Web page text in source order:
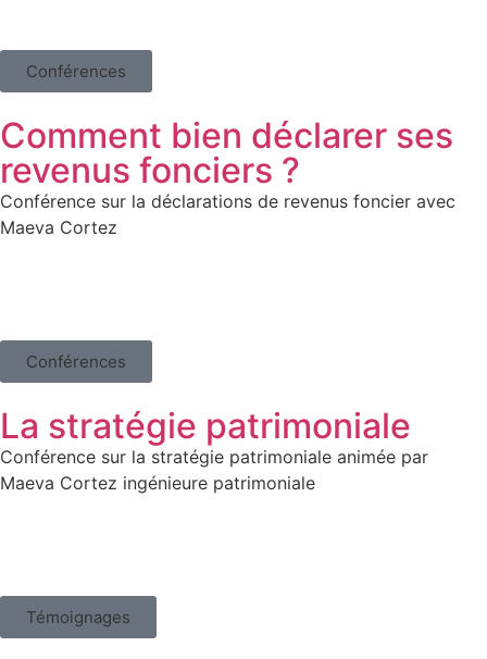
Conférences
Comment bien déclarer ses
revenus fonciers ?
Conférence sur la déclarations de revenus foncier avec
Maeva Cortez
Conférences
La stratégie patrimoniale
Conférence sur la stratégie patrimoniale animée par
Maeva Cortez ingénieure patrimoniale
Témoignages